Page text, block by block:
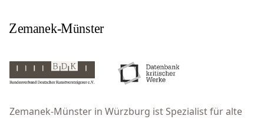
Zemanek-Münster in Würzburg ist Spezialist für alte